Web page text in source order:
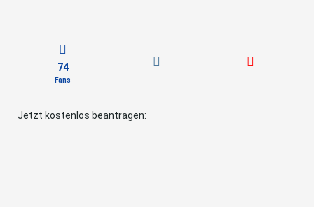
74
Fans
Jetzt kostenlos beantragen: